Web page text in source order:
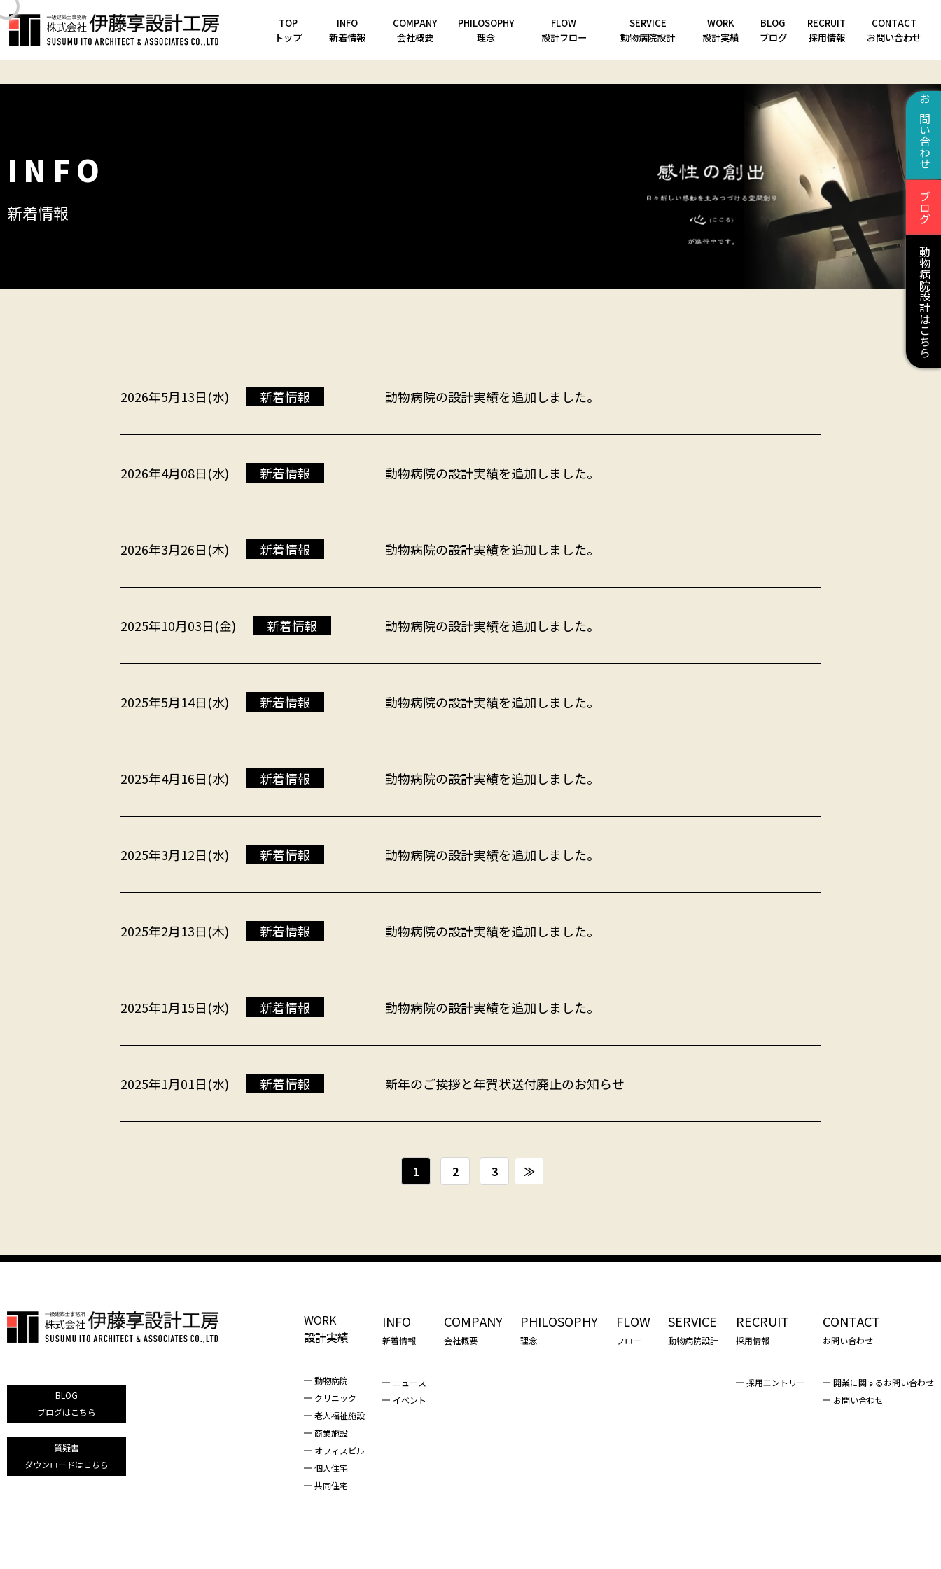
TOP
トップ
INFO
新着情報
COMPANY
会社概要
PHILOSOPHY
理念
FLOW
設計フロー
SERVICE
動物病院設計
WORK
設計実績
BLOG
ブログ
RECRUIT
採用情報
CONTACT
お問い合わせ
お問い合わせ
ブログ
動物病院設計はこちら
TOP
INFO
新着情報
2026年5月13日(水) 新着情報 動物病院の設計実績を追加しました。
2026年4月08日(水) 新着情報 動物病院の設計実績を追加しました。
2026年3月26日(木) 新着情報 動物病院の設計実績を追加しました。
2025年10月03日(金) 新着情報 動物病院の設計実績を追加しました。
2025年5月14日(水) 新着情報 動物病院の設計実績を追加しました。
2025年4月16日(水) 新着情報 動物病院の設計実績を追加しました。
2025年3月12日(水) 新着情報 動物病院の設計実績を追加しました。
2025年2月13日(木) 新着情報 動物病院の設計実績を追加しました。
2025年1月15日(水) 新着情報 動物病院の設計実績を追加しました。
2025年1月01日(水) 新着情報 新年のご挨拶と年賀状送付廃止のお知らせ
1 2 3 ≫
BLOG
ブログはこちら
質疑書
ダウンロードはこちら
WORK
設計実績
動物病院
クリニック
老人福祉施設
商業施設
オフィスビル
個人住宅
共同住宅
INFO
新着情報
ニュース
イベント
COMPANY
会社概要
PHILOSOPHY
理念
FLOW
フロー
SERVICE
動物病院設計
RECRUIT
採用情報
採用エントリー
CONTACT
お問い合わせ
開業に関するお問い合わせ
お問い合わせ